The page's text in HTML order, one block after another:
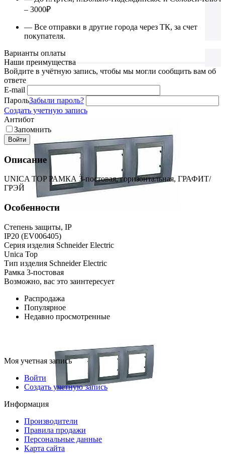
– 3000₽
— Все отправки в другие города через ТК, за счет
покупателя.
Варианты оплаты
Наши преимущества
Войдите в учётную запись, чтобы мы могли сообщить вам об
ответе
E-mail
ПарольЗабыли пароль?
Создать учетную запись
Антибот
Запомнить
Войти
Описание
UNICA TOP РАМКА 3-постовая, горизонтальная, ГРАФИТ/
ГРЭЙ
Особенности
Степень защиты, IP
IP20 (EV006405)
Серия изделия Schneider Electric
Unica Top
Тип изделия Schneider Electric
Рамка 3-постовая
Возможно, вас это заинтересует
Распродажа
Популярное
Недавно просмотренные
Моя учетная запись
Войти
Создать учетную запись
Информация
Производители
Правила продажи
Персональные данные
Карта сайта